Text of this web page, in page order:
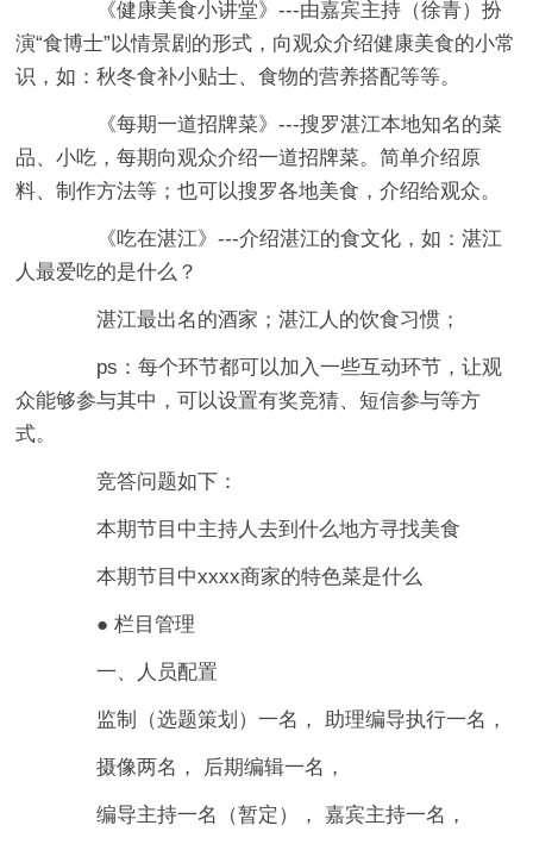
《健康美食小讲堂》---由嘉宾主持（徐青）扮
演“食博士”以情景剧的形式，向观众介绍健康美食的小常
识，如：秋冬食补小贴士、食物的营养搭配等等。
《每期一道招牌菜》---搜罗湛江本地知名的菜
品、小吃，每期向观众介绍一道招牌菜。简单介绍原
料、制作方法等；也可以搜罗各地美食，介绍给观众。
《吃在湛江》---介绍湛江的食文化，如：湛江
人最爱吃的是什么？
湛江最出名的酒家；湛江人的饮食习惯；
ps：每个环节都可以加入一些互动环节，让观
众能够参与其中，可以设置有奖竞猜、短信参与等方
式。
竞答问题如下：
本期节目中主持人去到什么地方寻找美食
本期节目中xxxx商家的特色菜是什么
● 栏目管理
一、人员配置
监制（选题策划）一名， 助理编导执行一名，
摄像两名， 后期编辑一名，
编导主持一名（暂定）， 嘉宾主持一名，